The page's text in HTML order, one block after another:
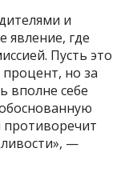
и
явление, где
Пусть это
но за
вполне себе
противоречит
—